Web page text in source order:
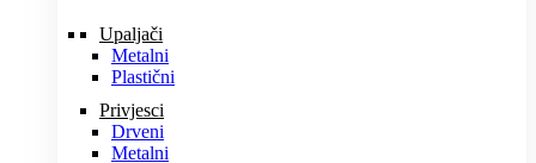
Upaljači
Metalni
Plastični
Privjesci
Drveni
Metalni